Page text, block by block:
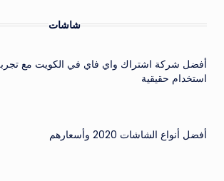
شاشات
أفضل شركة اشتراك واي فاي في الكويت مع
استخدام حقيقية
أفضل أنواع الشاشات 2020 وأسعارهم